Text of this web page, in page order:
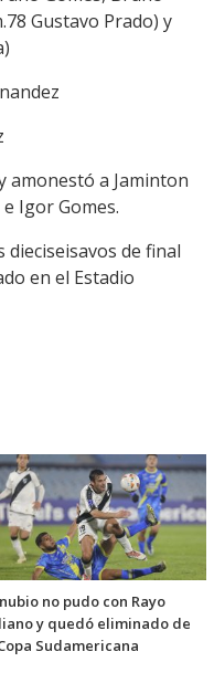
Gustavo Prado) y
amonestó a Jaminton
Igor Gomes.
de final
en el Estadio
no pudo con Rayo
y quedó eliminado de
Sudamericana